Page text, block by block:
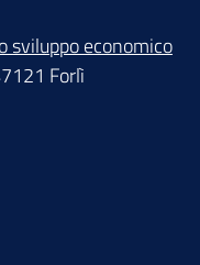
sviluppo economico
Forlì